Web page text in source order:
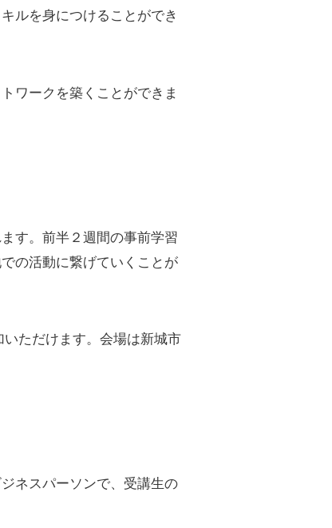
ルを身につけることができ
ワークを築くことができま
す。前半２週間の事前学習
の活動に繋げていくことが
ただけます。会場は新城市
ネスパーソンで、受講生の